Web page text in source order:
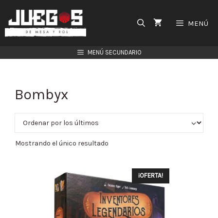
contenido
MENÚ
MENÚ SECUNDARIO
Bombyx
Mostrando el único resultado
¡OFERTA!